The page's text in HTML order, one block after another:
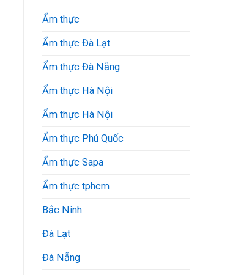
Ẩm thực
Ẩm thực Đà Lạt
Ẩm thực Đà Nẵng
Ẩm thực Hà Nội
Ẩm thực Hà Nội
Ẩm thực Phú Quốc
Ẩm thực Sapa
Ẩm thực tphcm
Bắc Ninh
Đà Lạt
Đà Nẵng